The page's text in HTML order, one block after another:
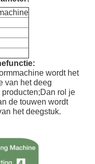
:
wordt het
van het deeg
rol je
de touwen wordt
het deegstuk.